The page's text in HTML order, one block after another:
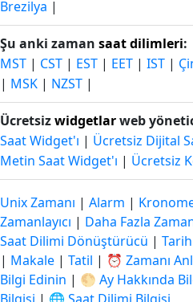
Brezilya |
Şu anki zaman saat dilimleri:
MST | CST | EST | EET | IST |
| MSK | NZST |
Ücretsizwidgetlarweb
Saat Widget'ı | Ücretsiz Dijital
Metin Saat Widget'ı | Ücretsiz
Unix Zamanı | Alarm |
Zamanlayıcı | Daha Fazla
Saat Dilimi Dönüştürücü |
| Makale | Tatil | ⏰ Zamanı
Bilgi Edinin | 🌕 Ay Hakkında